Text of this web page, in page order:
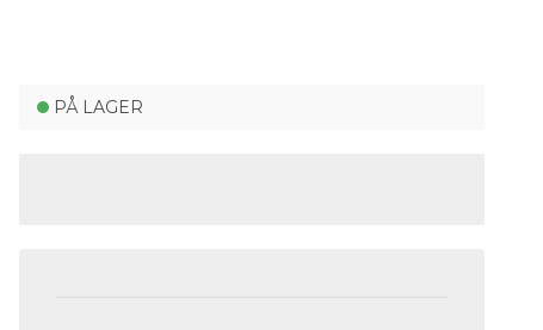
PÅ LAGER